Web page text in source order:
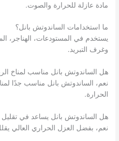
مادة عازلة للحرارة والصوت.
ما استخدامات الساندوتش بانل؟
يستخدم في المستودعات، الهناجر،
وغرف التبريد.
هل الساندوتش بانل مناسب لمناخ
نعم، الساندوتش بانل مناسب جدًا
الحرارة.
هل الساندوتش بانل يساعد في تقليل
نعم، بفضل العزل الحراري العالي